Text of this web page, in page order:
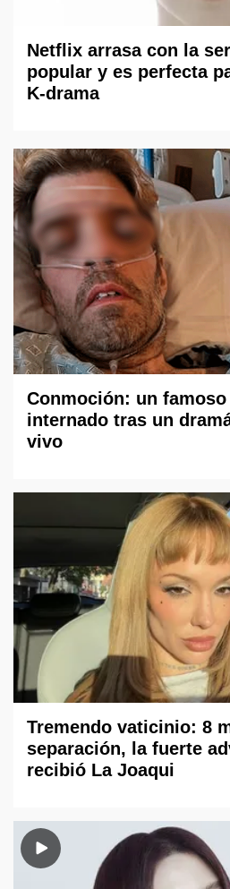
Netflix arrasa con la
popular y es perfecta
K-drama
Conmoción: un
internado tras un
vivo
Tremendo vaticinio: 8
separación, la fuerte
recibió La Joaqui